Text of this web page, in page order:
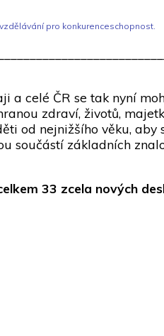
pro konkurenceschopnost.
a celé ČR se tak nyní
zdraví, životů,
od nejnižšího věku,
součástí základních
33 zcela nových